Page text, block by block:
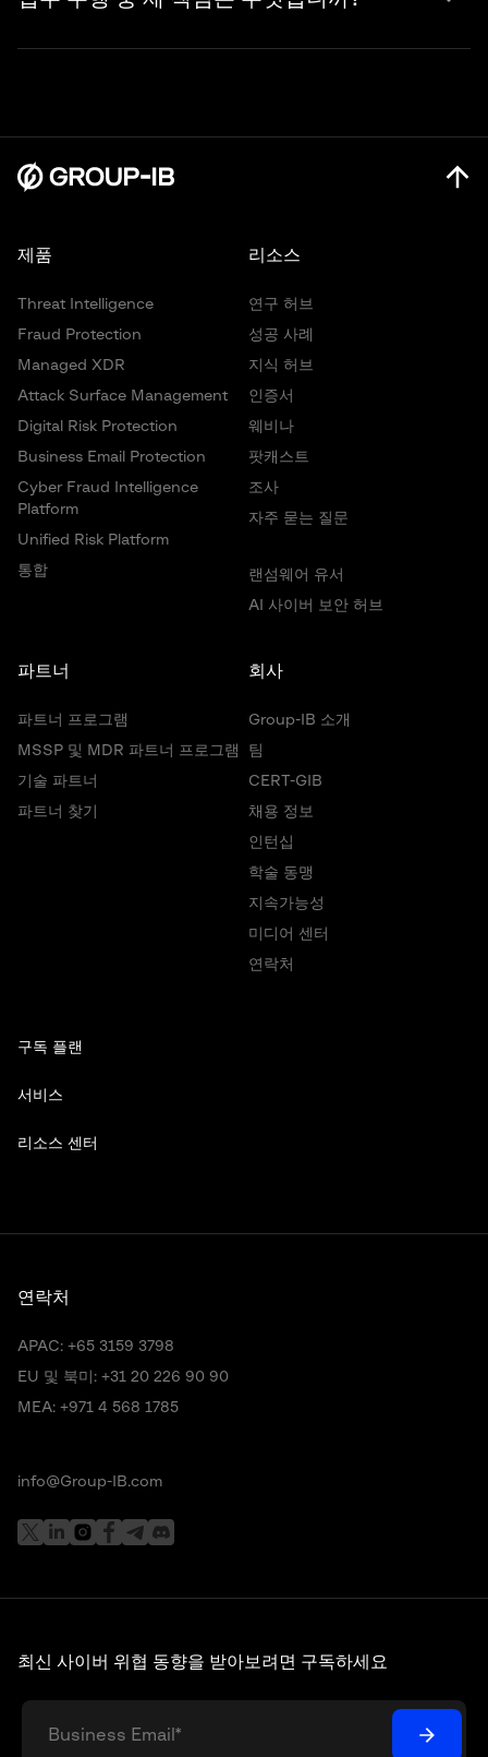
습니다. 대부분의 기업은 디지털 포렌식, 악성코드 분석 및 리
고 있지 않거나, 그들의 전문성이 최신 상태가 아닐 수 있습니
디지털 포렌식 및 eDiscovery를 처리할 데이터와 기술이 부족
및 최상급 도구를 활용하여 귀사의 내부 전문가들이 확보할 수
다. Group-IB 디지털 포렌식 팀은 전 세계적으로 첨단 기술 범
습니다. 우리의 지식은 새로운 사건과 최신 사이버 범죄 기법
과 함께 지속적으로 진화하고 있습니다.
시오
리소스
연구 허브
성공 사례
지식 허브
인증서
웨비나
팟캐스트
조사
자주 묻는 질문
랜섬웨어 유서
AI 사이버 보안 허브
제품
Threat Intelligence
Fraud Protection
Managed XDR
Attack Surface Management
Digital Risk Protection
Business Email Protection
Cyber Fraud Intelligence
Platform
Unified Risk Platform
통합
파트너
파트너 프로그램
MSSP 및 MDR 파트너 프로그램
기술 파트너
파트너 찾기
회사
Group-IB 소개
팀
CERT-GIB
채용 정보
인턴십
학술 동맹
지속가능성
미디어 센터
연락처
구독 플랜
서비스
리소스 센터
최신 사이버 위협 동향을 받아보려면 구독하세요
연락처
APAC: +65 3159 3798
EU 및 북미: +31 20 226 90 90
MEA: +971 4 568 1785
info@Group-IB.com